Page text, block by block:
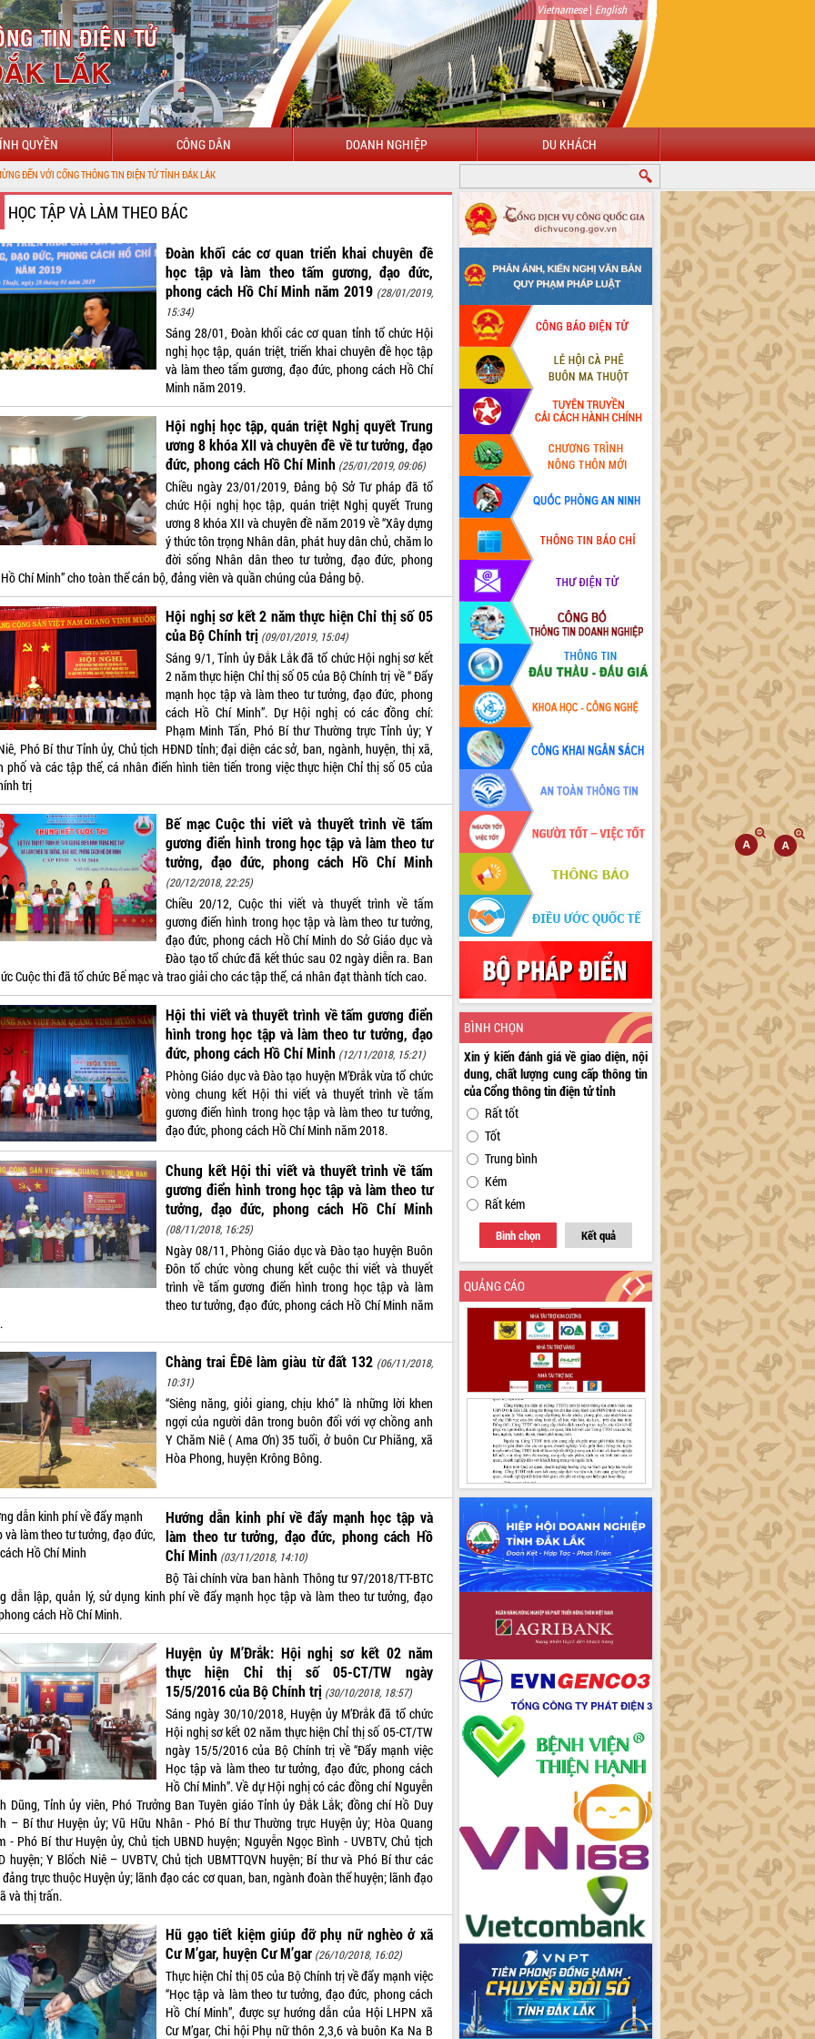
Vietnamese| English
QUYỀN CÔNG DÂN DOANH NGHIỆP DU KHÁCH
THÔNG TIN ĐIỆN TỬ TỈNH ĐẮK LẮK
HỌC TẬP VÀ LÀM THEO BÁC
Đoàn khối các cơ quan triển khai chuyên đề
học tập và làm theo tấm gương, đạo đức,
phong cách Hồ Chí Minh năm 2019 (28/01/2019,
15:34)
Sáng 28/01, Đoàn khối các cơ quan tỉnh tổ chức Hội
nghị học tập, quán triệt, triển khai chuyên đề học tập
và làm theo tấm gương, đạo đức, phong cách Hồ Chí
Minh năm 2019.
Hội nghị học tập, quán triệt Nghị quyết Trung
ương 8 khóa XII và chuyên đề về tư tưởng, đạo
đức, phong cách Hồ Chí Minh (25/01/2019, 09:06)
Chiều ngày 23/01/2019, Đảng bộ Sở Tư pháp đã tổ
chức Hội nghị học tập, quán triệt Nghị quyết Trung
ương 8 khóa XII và chuyên đề năm 2019 về “Xây dựng
ý thức tôn trọng Nhân dân, phát huy dân chủ, chăm lo
đời sống Nhân dân theo tư tưởng, đạo đức, phong
Chí Minh” cho toàn thể cán bộ, đảng viên và quần chúng của Đảng bộ.
Hội nghị sơ kết 2 năm thực hiện Chỉ thị số 05
của Bộ Chính trị (09/01/2019, 15:04)
Sáng 9/1, Tỉnh ủy Đắk Lắk đã tổ chức Hội nghị sơ kết
2 năm thực hiện Chỉ thị số 05 của Bộ Chính trị về “ Đẩy
mạnh học tập và làm theo tư tưởng, đạo đức, phong
cách Hồ Chí Minh”. Dự Hội nghị có các đồng chí:
Phạm Minh Tấn, Phó Bí thư Thường trực Tỉnh ủy; Y
Phó Bí thư Tỉnh ủy, Chủ tịch HĐND tỉnh; đại diện các sở, ban, ngành, huyện, thị xã,
phố và các tập thể, cá nhân điển hình tiên tiến trong việc thực hiện Chỉ thị số 05 của
trị
Bế mạc Cuộc thi viết và thuyết trình về tấm
gương điển hình trong học tập và làm theo tư
tưởng, đạo đức, phong cách Hồ Chí Minh
(20/12/2018, 22:25)
Chiều 20/12, Cuộc thi viết và thuyết trình về tấm
gương điển hình trong học tập và làm theo tư tưởng,
đạo đức, phong cách Hồ Chí Minh do Sở Giáo dục và
Đào tạo tổ chức đã kết thúc sau 02 ngày diễn ra. Ban
Cuộc thi đã tổ chức Bế mạc và trao giải cho các tập thể, cá nhân đạt thành tích cao.
Hội thi viết và thuyết trình về tấm gương điển
hình trong học tập và làm theo tư tưởng, đạo
đức, phong cách Hồ Chí Minh (12/11/2018, 15:21)
Phòng Giáo dục và Đào tạo huyện M’Đrắk vừa tổ chức
vòng chung kết Hội thi viết và thuyết trình về tấm
gương điển hình trong học tập và làm theo tư tưởng,
đạo đức, phong cách Hồ Chí Minh năm 2018.
Chung kết Hội thi viết và thuyết trình về tấm
gương điển hình trong học tập và làm theo tư
tưởng, đạo đức, phong cách Hồ Chí Minh
(08/11/2018, 16:25)
Ngày 08/11, Phòng Giáo dục và Đào tạo huyện Buôn
Đôn tổ chức vòng chung kết cuộc thi viết và thuyết
trình về tấm gương điển hình trong học tập và làm
theo tư tưởng, đạo đức, phong cách Hồ Chí Minh năm
Chàng trai ÊĐê làm giàu từ đất 132 (06/11/2018,
10:31)
“Siêng năng, giỏi giang, chịu khó” là những lời khen
ngợi của người dân trong buôn đối với vợ chồng anh
Y Chăm Niê ( Ama Ơn) 35 tuổi, ở buôn Cư Phiăng, xã
Hòa Phong, huyện Krông Bông.
Hướng dẫn kinh phí về đẩy mạnh học tập và
làm theo tư tưởng, đạo đức, phong cách Hồ
Chí Minh (03/11/2018, 14:10)
Bộ Tài chính vừa ban hành Thông tư 97/2018/TT-BTC
dẫn lập, quản lý, sử dụng kinh phí về đẩy mạnh học tập và làm theo tư tưởng, đạo
cách Hồ Chí Minh.
Huyện ủy M’Đrắk: Hội nghị sơ kết 02 năm
thực hiện Chỉ thị số 05-CT/TW ngày
15/5/2016 của Bộ Chính trị (30/10/2018, 18:57)
Sáng ngày 30/10/2018, Huyện ủy M’Đrắk đã tổ chức
Hội nghị sơ kết 02 năm thực hiện Chỉ thị số 05-CT/TW
ngày 15/5/2016 của Bộ Chính trị về “Đẩy mạnh việc
Học tập và làm theo tư tưởng, đạo đức, phong cách
Hồ Chí Minh”. Về dự Hội nghị có các đồng chí Nguyễn
Dũng, Tỉnh ủy viên, Phó Trưởng Ban Tuyên giáo Tỉnh ủy Đắk Lắk; đồng chí Hồ Duy
– Bí thư Huyện ủy; Vũ Hữu Nhân - Phó Bí thư Thường trực Huyện ủy; Hòa Quang
- Phó Bí thư Huyện ủy, Chủ tịch UBND huyện; Nguyễn Ngọc Bình - UVBTV, Chủ tịch
huyện; Y Blốch Niê – UVBTV, Chủ tịch UBMTTQVN huyện; Bí thư và Phó Bí thư các
đảng trực thuộc Huyện ủy; lãnh đạo các cơ quan, ban, ngành đoàn thể huyện; lãnh đạo
và thị trấn.
Hũ gạo tiết kiệm giúp đỡ phụ nữ nghèo ở xã
Cư M’gar, huyện Cư M’gar (26/10/2018, 16:02)
Thực hiện Chỉ thị 05 của Bộ Chính trị về đẩy mạnh việc
“Học tập và làm theo tư tưởng, đạo đức, phong cách
Hồ Chí Minh”, được sự hướng dẫn của Hội LHPN xã
Cư M’gar, Chi hội Phụ nữ thôn 2,3,6 và buôn Ka Na B
BÌNH CHỌN
Xin ý kiến đánh giá về giao diện, nội
dung, chất lượng cung cấp thông tin
của Cổng thông tin điện tử tỉnh
Rất tốt
Tốt
Trung bình
Kém
Rất kém
Bình chọn Kết quả
QUẢNG CÁO